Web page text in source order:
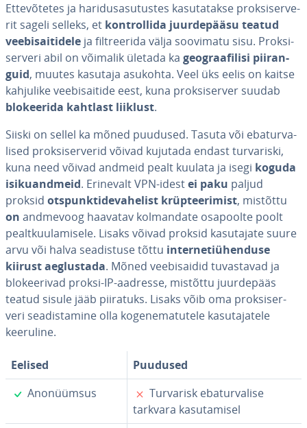
Et­te­võ­te­tes ja ha­ri­dus­asu­tus­tes ka­su­ta­takse prok­si­ser­ve­
rit sageli selleks, et kont­rol­lida juur­de­pääsu teatud
vee­bi­sai­ti­dele ja filt­ree­rida välja soovimatu sisu. Prok­si­
ser­veri abil on võimalik ületada ka geog­raa­filisi piiran­
guid, muutes kasutaja asukohta. Veel üks eelis on kaitse
kahjulike vee­bi­sai­tide eest, kuna prok­si­ser­ver suudab
blo­kee­rida kahtlast liiklust.
Siiski on sellel ka mõned puudused. Tasuta või eba­tur­va­
li­sed prok­si­ser­ve­rid võivad kujutada endast tur­va­riski,
kuna need võivad andmeid pealt kuulata ja isegi koguda
isi­ku­and­meid. Erinevalt VPN-idestei paku paljud
proksid ots­punk­ti­de­va­he­list krüp­tee­ri­mist, mistõttu
on andmevoog haavatav kol­man­date osapoolte poolt
pealt­kuu­la­misele. Lisaks võivad proksid ka­su­ta­jate suure
arvu või halva sea­dis­tuse tõttu in­ter­ne­ti­ühen­duse
kiirust aeg­lus­tada. Mõned vee­bi­sai­did tu­vas­ta­vad ja
blo­kee­rivad proksi-IP-aadresse, mistõttu juur­de­pääs
teatud sisule jääb piiratuks. Lisaks võib oma prok­si­ser­
veri sea­dis­ta­mine olla ko­ge­ne­ma­tu­tele ka­su­ta­ja­tele
keeruline.
Eelised
Puudused
✓
Ano­nüüm­sus ✗
Turvarisk eba­tur­va­lise
tarkvara ka­su­ta­misel